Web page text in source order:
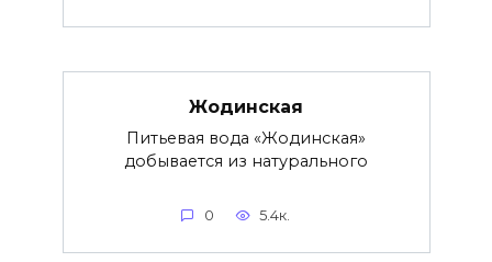
Жодинская
Питьевая вода «Жодинская»
добывается из натурального
0 5.4к.